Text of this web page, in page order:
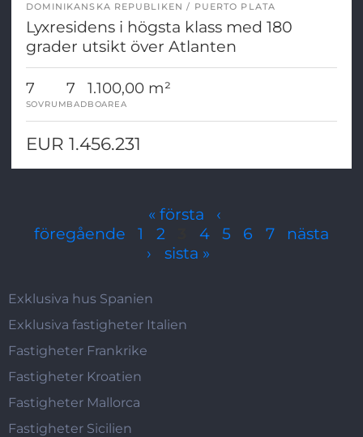
DOMINIKANSKA REPUBLIKEN PUERTO PLATA
Lyxresidens i högsta klass med 180
grader utsikt över Atlanten
7
SOVRUM
7
BAD
1.100,00 m²
BOAREA
EUR 1.456.231
« första
‹
föregående
1 2 4 5 6 7
nästa
›
sista »
Exklusiva hus Spanien
Exklusiva fastigheter Italien
Fastigheter Frankrike
Fastigheter Kroatien
Fastigheter Mallorca
Fastigheter Sicilien